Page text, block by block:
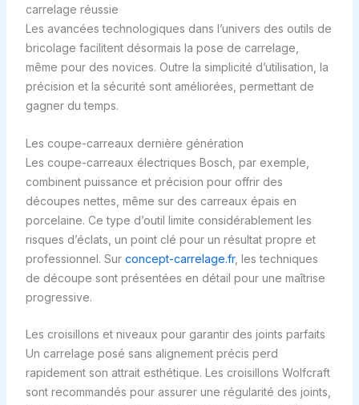
carrelage réussie
Les avancées technologiques dans l’univers des outils de
bricolage facilitent désormais la pose de carrelage,
même pour des novices. Outre la simplicité d’utilisation, la
précision et la sécurité sont améliorées, permettant de
gagner du temps.
Les coupe-carreaux dernière génération
Les coupe-carreaux électriques Bosch, par exemple,
combinent puissance et précision pour offrir des
découpes nettes, même sur des carreaux épais en
porcelaine. Ce type d’outil limite considérablement les
risques d’éclats, un point clé pour un résultat propre et
professionnel. Sur concept-carrelage.fr, les techniques
de découpe sont présentées en détail pour une maîtrise
progressive.
Les croisillons et niveaux pour garantir des joints parfaits
Un carrelage posé sans alignement précis perd
rapidement son attrait esthétique. Les croisillons Wolfcraft
sont recommandés pour assurer une régularité des joints,